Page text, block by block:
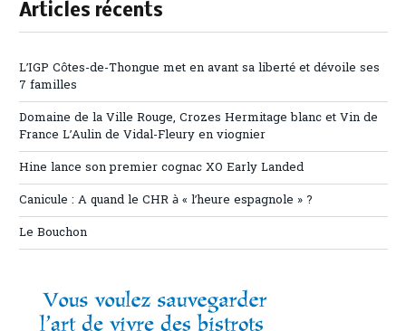
Articles récents
L’IGP Côtes-de-Thongue met en avant sa liberté et dévoile ses
7 familles
Domaine de la Ville Rouge, Crozes Hermitage blanc et Vin de
France L’Aulin de Vidal-Fleury en viognier
Hine lance son premier cognac XO Early Landed
Canicule : A quand le CHR à « l’heure espagnole » ?
Le Bouchon